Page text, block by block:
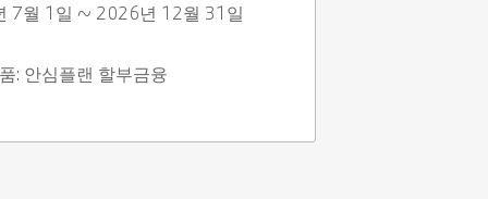
7월 1일 ~ 2026년 12월 31일
: 안심플랜 할부금융